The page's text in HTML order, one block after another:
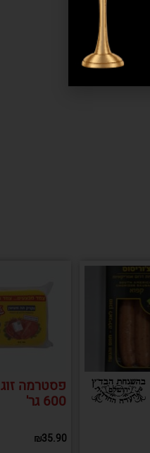
פסטרמה זוג
600 גר'
₪35.90